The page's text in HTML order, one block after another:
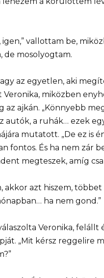
igen,” vallottam be,
de mosolyogtam.
az egyetlen, aki
miközben
az ajkán. „Könnyebb
autók, a ruhák… ezek
mutatott. „De ez is
fontos. És ha nem zár
megteszek, amíg
akkor azt hiszem,
ha nem gond.”
Veronika, felállt
„Mit kérsz reggelire